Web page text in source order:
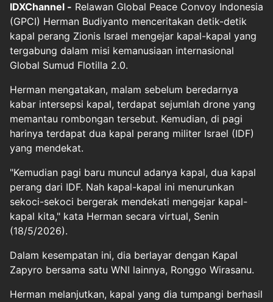
IDXChannel - Relawan Global Peace Convoy Indonesia
(GPCI) Herman Budiyanto menceritakan detik-detik
kapal perang Zionis Israel mengejar kapal-kapal yang
tergabung dalam misi kemanusiaan internasional
Global Sumud Flotilla 2.0.
Herman mengatakan, malam sebelum beredarnya
kabar intersepsi kapal, terdapat sejumlah drone yang
memantau rombongan tersebut. Kemudian, di pagi
harinya terdapat dua kapal perang militer Israel (IDF)
yang mendekat.
"Kemudian pagi baru muncul adanya kapal, dua kapal
perang dari IDF. Nah kapal-kapal ini menurunkan
sekoci-sekoci bergerak mendekati mengejar kapal-
kapal kita," kata Herman secara virtual, Senin
(18/5/2026).
Dalam kesempatan ini, dia berlayar dengan Kapal
Zapyro bersama satu WNI lainnya, Ronggo Wirasanu.
Herman melanjutkan, kapal yang dia tumpangi berhasil